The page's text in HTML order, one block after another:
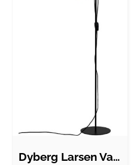
Dyberg Larsen Valby gulvlampe